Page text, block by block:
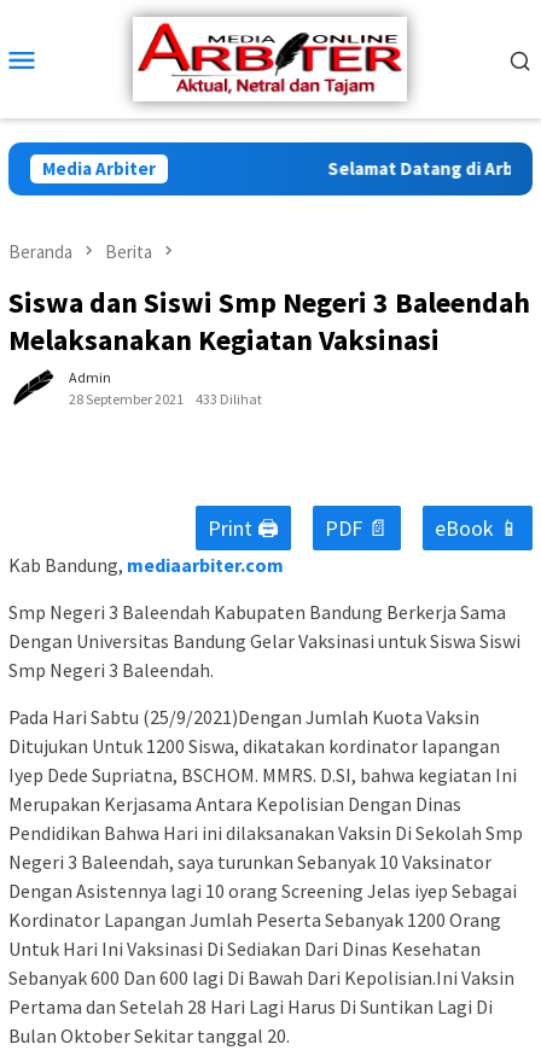
konten
Mobile
Media Arbiter Selamat Datang di Arbiter
Beranda Berita
Siswa dan Siswi Smp Negeri 3 Baleendah
Melaksanakan Kegiatan Vaksinasi
Admin
28 September 2021
433 Dilihat
Print 🖨 PDF 📄 eBook 📱
Kab Bandung, mediaarbiter.com
Smp Negeri 3 Baleendah Kabupaten Bandung Berkerja Sama
Dengan Universitas Bandung Gelar Vaksinasi untuk Siswa Siswi
Smp Negeri 3 Baleendah.
Pada Hari Sabtu (25/9/2021)Dengan Jumlah Kuota Vaksin
Ditujukan Untuk 1200 Siswa, dikatakan kordinator lapangan
Iyep Dede Supriatna, BSCHOM. MMRS. D.SI, bahwa kegiatan Ini
Merupakan Kerjasama Antara Kepolisian Dengan Dinas
Pendidikan Bahwa Hari ini dilaksanakan Vaksin Di Sekolah Smp
Negeri 3 Baleendah, saya turunkan Sebanyak 10 Vaksinator
Dengan Asistennya lagi 10 orang Screening Jelas iyep Sebagai
Kordinator Lapangan Jumlah Peserta Sebanyak 1200 Orang
Untuk Hari Ini Vaksinasi Di Sediakan Dari Dinas Kesehatan
Sebanyak 600 Dan 600 lagi Di Bawah Dari Kepolisian.Ini Vaksin
Pertama dan Setelah 28 Hari Lagi Harus Di Suntikan Lagi Di
Bulan Oktober Sekitar tanggal 20.